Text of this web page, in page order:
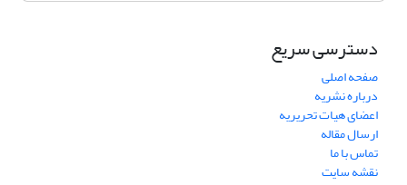
دسترسی سریع
صفحه اصلی
درباره نشریه
اعضای هیات تحریریه
ارسال مقاله
تماس با ما
نقشه سایت